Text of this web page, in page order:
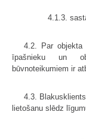
4.1.3.
4.2. Par objekta
īpašnieku un
būvnoteikumiem ir
4.3.
lietošanu slēdz